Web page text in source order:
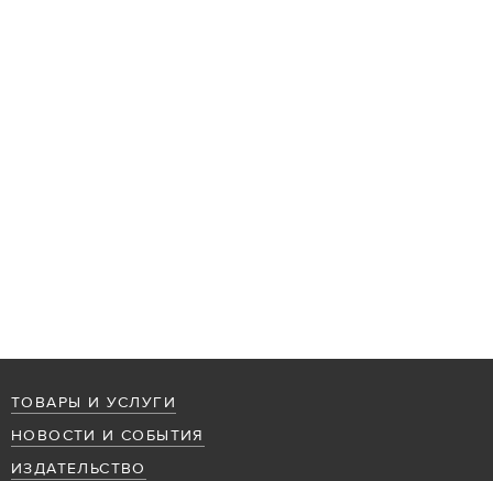
ТОВАРЫ И УСЛУГИ
НОВОСТИ И СОБЫТИЯ
ИЗДАТЕЛЬСТВО